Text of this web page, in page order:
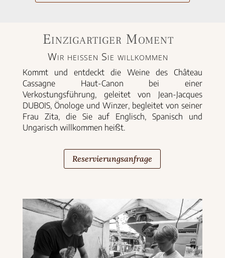
Einzigartiger Moment
Wir heißen Sie willkommen
Kommt und entdeckt die Weine des Château
Cassagne Haut-Canon bei einer
Verkostungsführung, geleitet von Jean-Jacques
DUBOIS, Önologe und Winzer, begleitet von seiner
Frau Zita, die Sie auf Englisch, Spanisch und
Ungarisch willkommen heißt.
Reservierungsanfrage